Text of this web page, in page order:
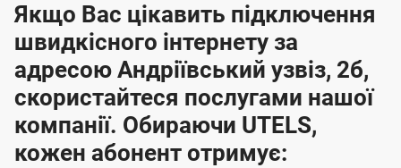
Якщо Вас цікавить підключення
швидкісного інтернету за
адресою Андріївський узвіз, 2б,
скористайтеся послугами нашої
компанії. Обираючи UTELS,
кожен абонент отримує: